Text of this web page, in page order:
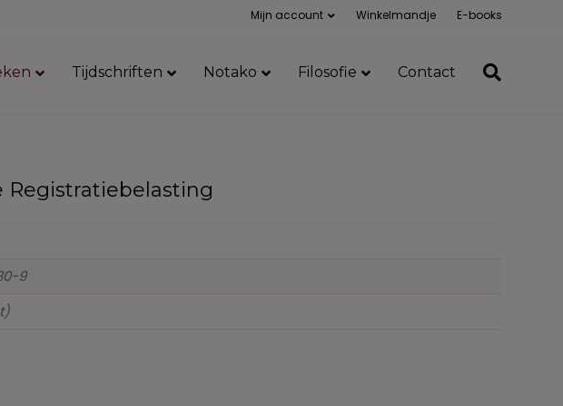
Mijn account Winkelmandje E-books
Tijdschriften Notako Filosofie Contact
Registratiebelasting
9